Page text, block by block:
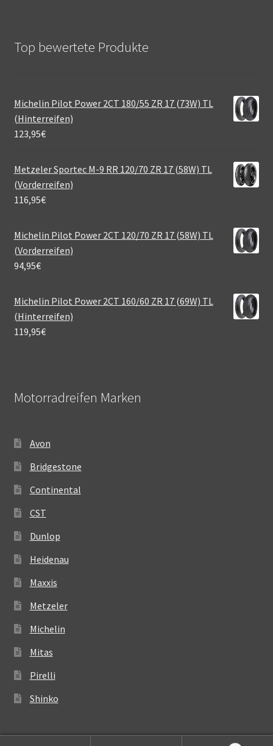
Top bewertete Produkte
Michelin Pilot Power 2CT 180/55 ZR 17 (73W) TL
(Hinterreifen)
123,95€
Metzeler Sportec M-9 RR 120/70 ZR 17 (58W) TL
(Vorderreifen)
116,95€
Michelin Pilot Power 2CT 120/70 ZR 17 (58W) TL
(Vorderreifen)
94,95€
Michelin Pilot Power 2CT 160/60 ZR 17 (69W) TL
(Hinterreifen)
119,95€
Motorradreifen Marken
Avon
Bridgestone
Continental
CST
Dunlop
Heidenau
Maxxis
Metzeler
Michelin
Mitas
Pirelli
Shinko